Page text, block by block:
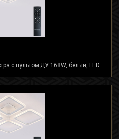
с пультом ДУ 168W, белый, LED